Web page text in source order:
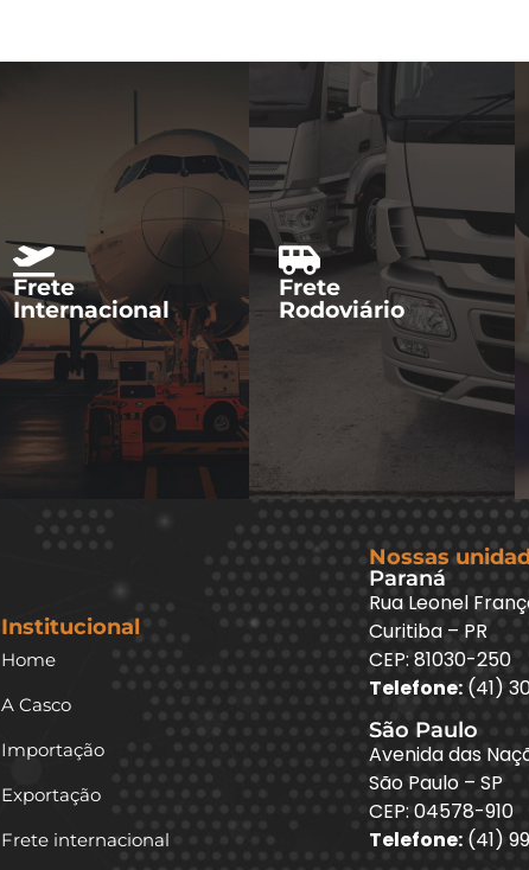
Frete
Internacional
Frete
Rodoviário
Institucional
Home
A Casco
Importação
Exportação
Frete internacional
Nossas
Paraná
Rua Leonel
Curitiba – PR
CEP: 81030-250
Telefone: (41)
São Paulo
Avenida das
São Paulo – SP
CEP: 04578-910
Telefone: (41)